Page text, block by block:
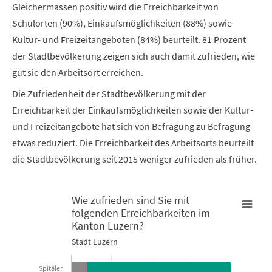
Gleichermassen positiv wird die Erreichbarkeit von
Schulorten (90%), Einkaufsmöglichkeiten (88%) sowie
Kultur- und Freizeitangeboten (84%) beurteilt. 81 Prozent
der Stadtbevölkerung zeigen sich auch damit zufrieden, wie
gut sie den Arbeitsort erreichen.
Die Zufriedenheit der Stadtbevölkerung mit der
Erreichbarkeit der Einkaufsmöglichkeiten sowie der Kultur-
und Freizeitangebote hat sich von Befragung zu Befragung
etwas reduziert. Die Erreichbarkeit des Arbeitsorts beurteilt
die Stadtbevölkerung seit 2015 weniger zufrieden als früher.
Wie zufrieden sind Sie mit folgenden Erreichbarkeiten im
Bar chart with 2 data series.
Wie zufrieden sind Sie mit
folgenden Erreichbarkeiten im
Kanton Luzern?
Stadt Luzern
Spitäler